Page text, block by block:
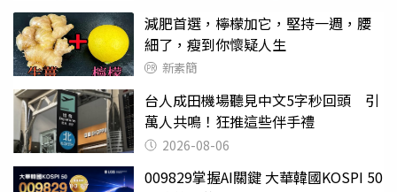
減肥首選，檸檬加它，堅持一週，腰
細了，瘦到你懷疑人生
新素簡
台人成田機場聽見中文5字秒回頭 引
萬人共鳴！狂推這些伴手禮
2026-08-06
009829掌握AI關鍵 大華韓國KOSPI 50